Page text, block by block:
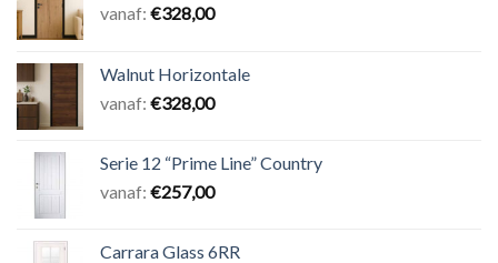
vanaf: €328,00
Walnut Horizontale
vanaf: €328,00
Serie 12 “Prime Line” Country
vanaf: €257,00
Carrara Glass 6RR